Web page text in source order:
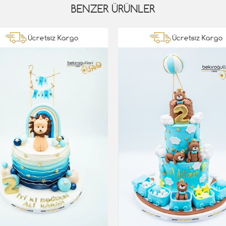
BENZER ÜRÜNLER
Ücretsiz Kargo Ücretsiz Kargo